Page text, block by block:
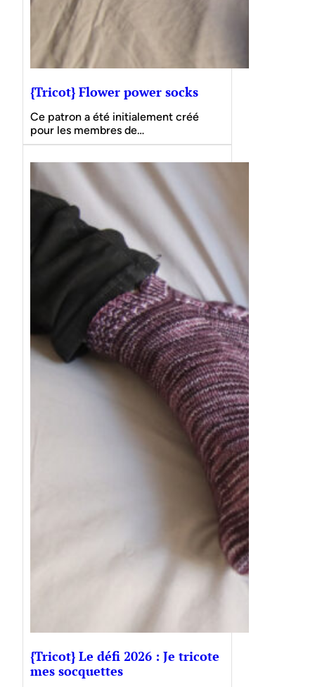
{Tricot} Flower power socks
Ce patron a été initialement créé
pour les membres de…
{Tricot} Le défi 2026 : Je tricote
mes socquettes